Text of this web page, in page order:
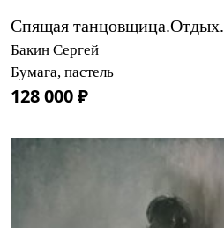
Спящая танцовщица.Отдых.
Бакин Сергей
Бумага, пастель
128 000 ₽